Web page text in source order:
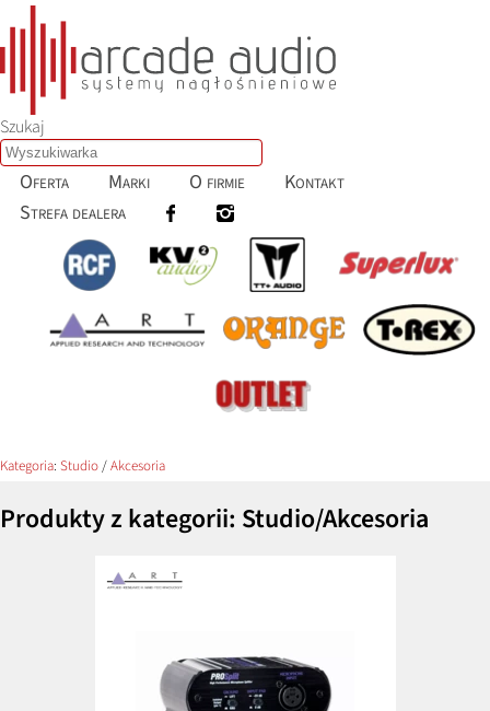
Szukaj
Oferta Marki O firmie
Kontakt
Strefa dealera
Kategoria: Studio/Akcesoria
Produkty z kategorii: Studio/Akcesoria